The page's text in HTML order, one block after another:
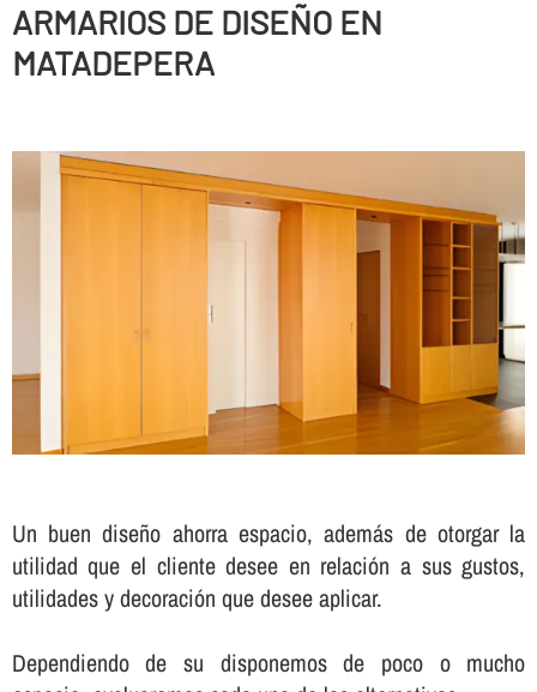
ARMARIOS DE DISEÑO EN
MATADEPERA
Un buen diseño ahorra espacio, además de otorgar la
utilidad que el cliente desee en relación a sus gustos,
utilidades y decoración que desee aplicar.
Dependiendo de su disponemos de poco o mucho